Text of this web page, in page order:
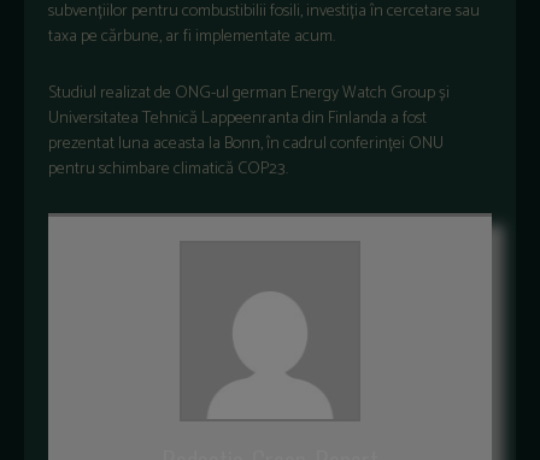
subvențiilor pentru combustibilii fosili, investiția în cercetare sau
taxa pe cărbune, ar fi implementate acum.
Studiul realizat de ONG-ul german Energy Watch Group și
Universitatea Tehnică Lappeenranta din Finlanda a fost
prezentat luna aceasta la Bonn, în cadrul conferinței ONU
pentru schimbare climatică COP23.